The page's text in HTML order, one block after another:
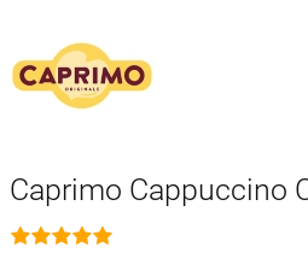
Caprimo Cappuccino